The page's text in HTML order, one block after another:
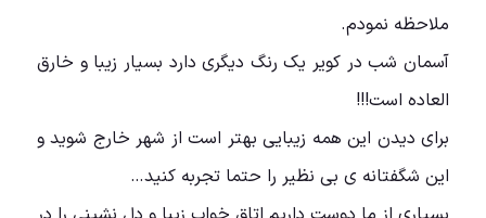
ملاحظه نمودم.
آسمان شب در کویر یک رنگ دیگری دارد بسیار زیبا و خارق
العاده است!!!
برای دیدن این همه زیبایی بهتر است از شهر خارج شوید و
این شگفتانه ی بی نظیر را حتما تجربه کنید…